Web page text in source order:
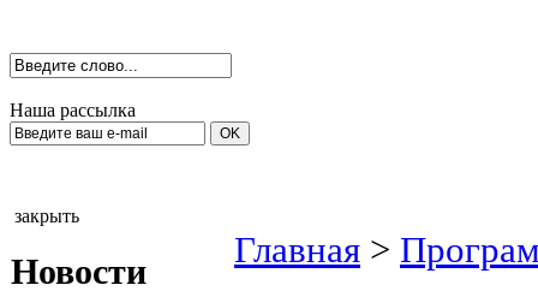
Наша рассылка
закрыть
Новости
Главная >